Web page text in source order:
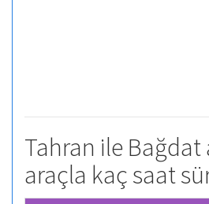
Tahran ile Bağdat
araçla kaç saat